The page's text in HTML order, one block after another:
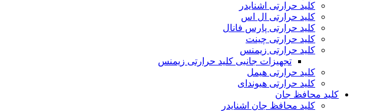
کلید حرارتی اشنایدر
کلید حرارتی ال اس
کلید حرارتی پارس فانال
کلید حرارتی چینت
کلید حرارتی زیمنس
تجهیزات جانبی کلید حرارتی زیمنس
کلید حرارتی هیمل
کلید حرارتی هیوندای
کلید محافظ جان
کلید محافظ جان اشنایدر